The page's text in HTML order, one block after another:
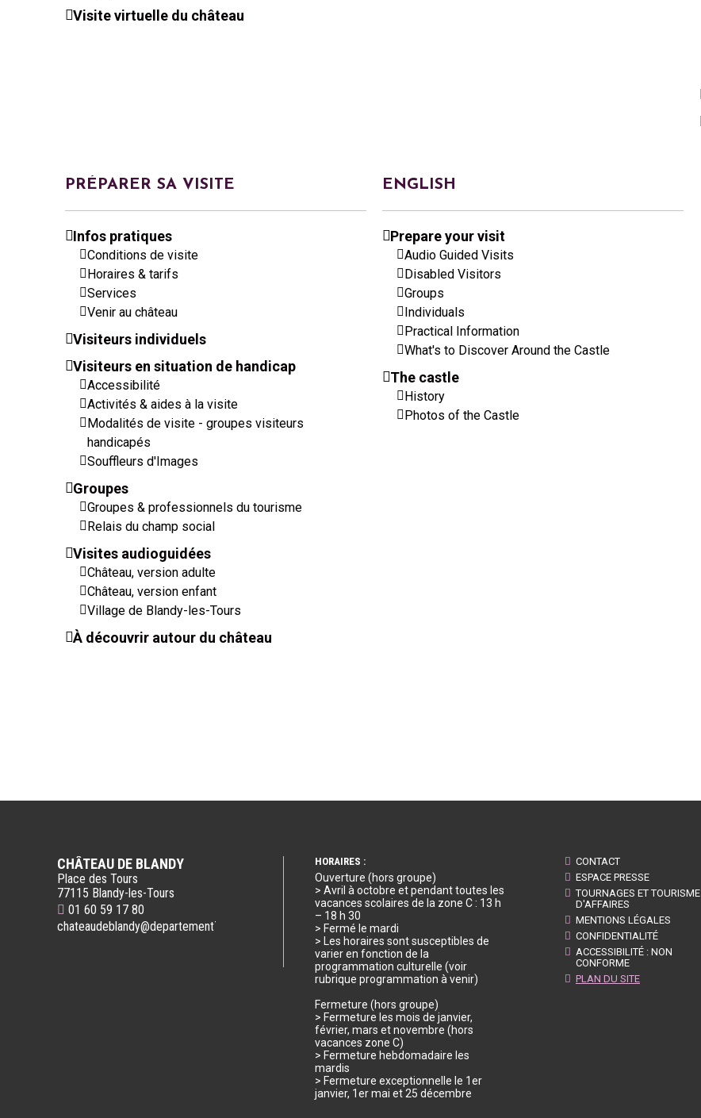
Visite virtuelle du château
PRÉPARER SA VISITE
Infos pratiques
Conditions de visite
Horaires & tarifs
Services
Venir au château
Visiteurs individuels
Visiteurs en situation de handicap
Accessibilité
Activités & aides à la visite
Modalités de visite - groupes visiteurs
handicapés
Souffleurs d'Images
Groupes
Groupes & professionnels du tourisme
Relais du champ social
Visites audioguidées
Château, version adulte
Château, version enfant
Village de Blandy-les-Tours
À découvrir autour du château
ENGLISH
Prepare your visit
Audio Guided Visits
Disabled Visitors
Groups
Individuals
Practical Information
What's to Discover Around the Castle
The castle
History
Photos of the Castle
CHÂTEAU DE BLANDY
Place des Tours
77115 Blandy-les-Tours
01 60 59 17 80
chateaudeblandy@departement77.fr
HORAIRES :
Ouverture (hors groupe)
> Avril à octobre et pendant toutes les
vacances scolaires de la zone C : 13 h
– 18 h 30
> Fermé le mardi
> Les horaires sont susceptibles de
varier en fonction de la
programmation culturelle (voir
rubrique programmation à venir)
Fermeture (hors groupe)
> Fermeture les mois de janvier,
février, mars et novembre (hors
vacances zone C)
> Fermeture hebdomadaire les
mardis
> Fermeture exceptionnelle le 1er
janvier, 1er mai et 25 décembre
CONTACT
ESPACE PRESSE
TOURNAGES ET TOURISME
D'AFFAIRES
MENTIONS LÉGALES
CONFIDENTIALITÉ
ACCESSIBILITÉ : NON
CONFORME
PLAN DU SITE